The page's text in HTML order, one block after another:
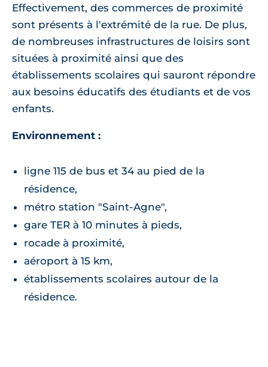
Effectivement, des commerces de proximité
sont présents à l'extrémité de la rue. De plus,
de nombreuses infrastructures de loisirs sont
situées à proximité ainsi que des
établissements scolaires qui sauront répondre
aux besoins éducatifs des étudiants et de vos
enfants.
Environnement :
ligne 115 de bus et 34 au pied de la
résidence,
métro station "Saint-Agne",
gare TER à 10 minutes à pieds,
rocade à proximité,
aéroport à 15 km,
établissements scolaires autour de la
résidence.